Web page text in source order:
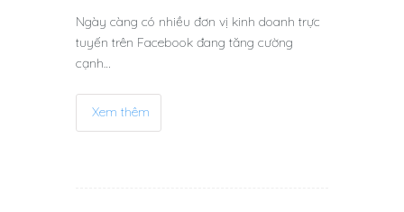
Ngày càng có nhiều đơn vị kinh doanh trực
tuyến trên Facebook đang tăng cường
cạnh…
Xem thêm